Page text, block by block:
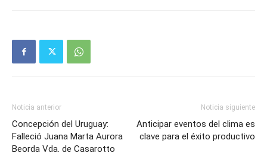
Noticia anterior
Concepción del Uruguay:
Falleció Juana Marta Aurora
Beorda Vda. de Casarotto
Noticia siguiente
Anticipar eventos del clima es
clave para el éxito productivo